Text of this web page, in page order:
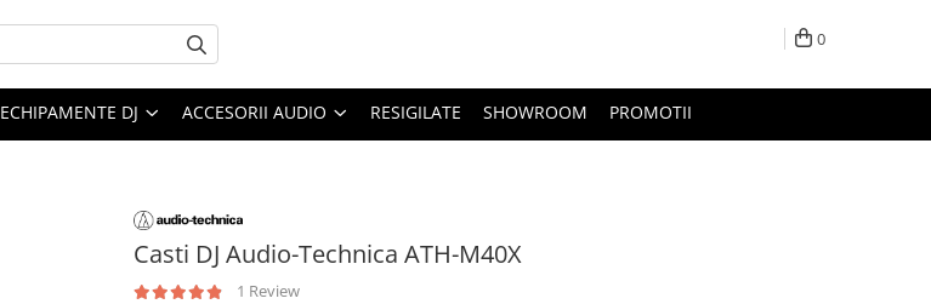
0
ECHIPAMENTE DJ ACCESORII AUDIO RESIGILATE SHOWROOM PROMOTII
Casti DJ Audio-Technica ATH-M40X
1 Review